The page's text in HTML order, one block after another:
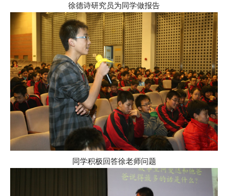
徐德诗研究员为同学做报告
同学积极回答徐老师问题